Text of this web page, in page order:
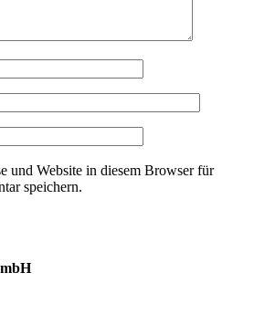
und Website in diesem Browser für
speichern.